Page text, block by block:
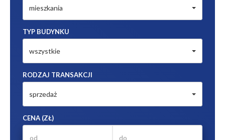
mieszkania
TYP BUDYNKU
wszystkie
RODZAJ TRANSAKCJI
sprzedaż
CENA (ZŁ)